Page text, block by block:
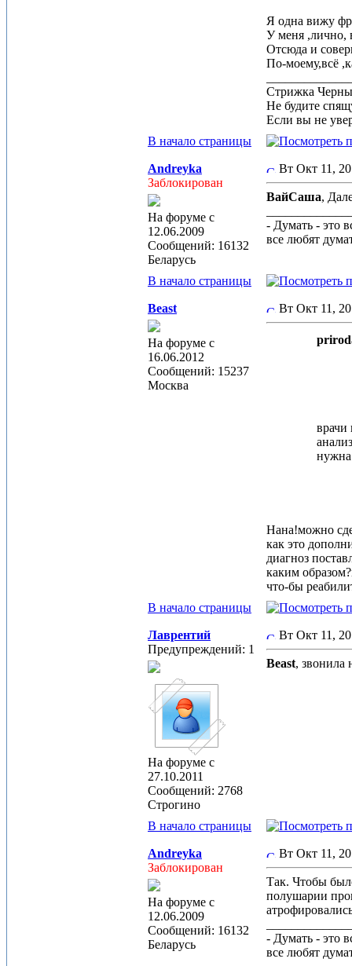
Я одна вижу
У меня ,лично,
Отсюда и
По-моему,всё
Стрижка
Не будите
Если вы не
В начало страницы
Andreyka
Заблокирован
На форуме с
12.06.2009
Сообщений: 16132
Беларусь
Вт Окт 11,
ВайСаша,
- Думать - это
все любят
В начало страницы
Beast
На форуме с
16.06.2012
Сообщений: 15237
Москва
Вт Окт 11,
врачи
нужна
Нана!можно
как это
диагноз
каким
что-бы
В начало страницы
Лаврентий
Предупреждений: 1
На форуме с
27.10.2011
Сообщений: 2768
Строгино
Вт Окт 11,
Beast, звонила
В начало страницы
Andreyka
Заблокирован
На форуме с
12.06.2009
Сообщений: 16132
Беларусь
Вт Окт 11,
Так. Чтобы
полушарии
- Думать - это
все любят